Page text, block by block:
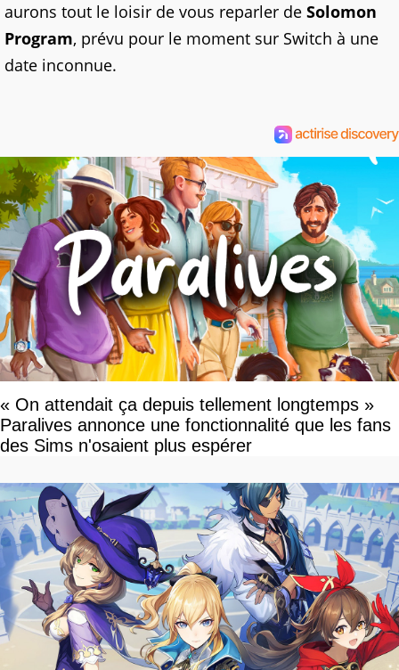
aurons tout le loisir de vous reparler de Solomon
Program, prévu pour le moment sur Switch à une
date inconnue.
« On attendait ça depuis tellement longtemps »
Paralives annonce une fonctionnalité que les fans
des Sims n'osaient plus espérer